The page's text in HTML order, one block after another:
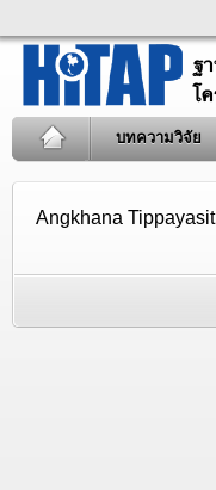
บทความวิจัย
Angkhana Tippayasit